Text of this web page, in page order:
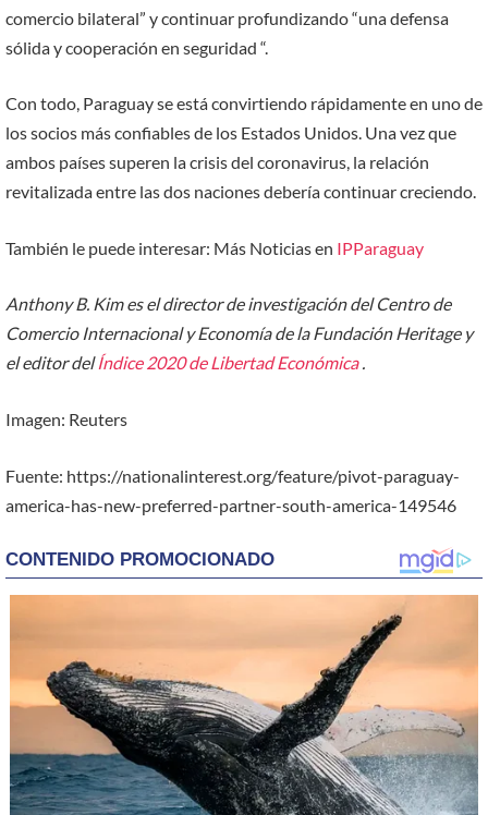
comercio bilateral” y continuar profundizando “una defensa
sólida y cooperación en seguridad “.
Con todo, Paraguay se está convirtiendo rápidamente en uno de
los socios más confiables de los Estados Unidos. Una vez que
ambos países superen la crisis del coronavirus, la relación
revitalizada entre las dos naciones debería continuar creciendo.
También le puede interesar: Más Noticias en IPParaguay
Anthony B. Kim es el director de investigación del Centro de
Comercio Internacional y Economía de la Fundación Heritage y
el editor delÍndice 2020 de Libertad Económica.
Imagen: Reuters
Fuente: https://nationalinterest.org/feature/pivot-paraguay-
america-has-new-preferred-partner-south-america-149546